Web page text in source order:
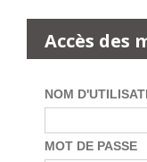
Accès des
NOM
MOT DE PASSE